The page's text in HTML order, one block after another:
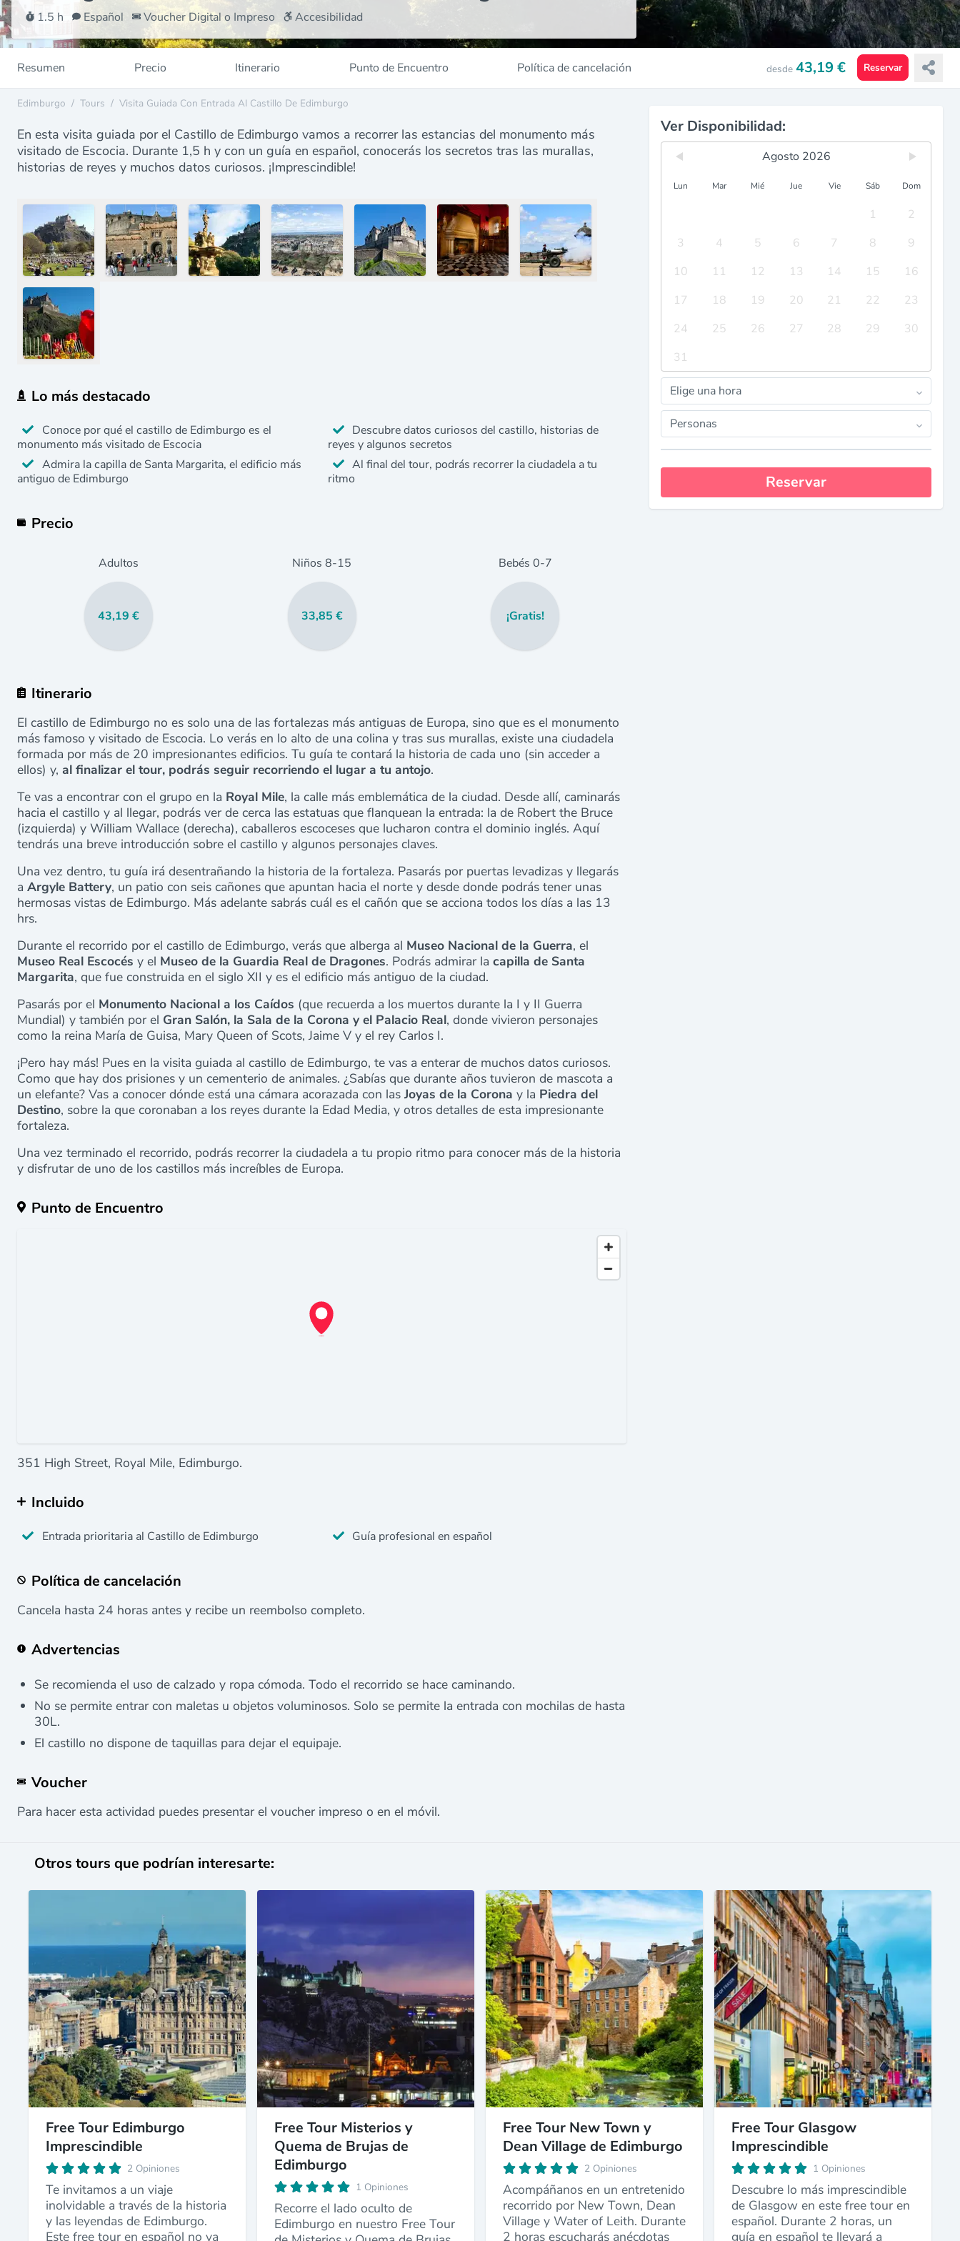
1.5 h Español Voucher Digital o Impreso Accesibilidad
Resumen Precio Itinerario Punto de Encuentro Política de cancelación desde 43,19 € Reservar
Edimburgo / Tours / Visita Guiada Con Entrada Al Castillo De Edimburgo
En esta visita guiada por el Castillo de Edimburgo vamos a recorrer las estancias del monumento más
visitado de Escocia. Durante 1,5 h y con un guía en español, conocerás los secretos tras las murallas,
historias de reyes y muchos datos curiosos. ¡Imprescindible!
Lo más destacado
Conoce por qué el castillo de Edimburgo es el
monumento más visitado de Escocia
Admira la capilla de Santa Margarita, el edificio más
antiguo de Edimburgo
Descubre datos curiosos del castillo, historias de
reyes y algunos secretos
Al final del tour, podrás recorrer la ciudadela a tu
ritmo
Precio
Adultos
43,19 €
Niños 8-15
33,85 €
Bebés 0-7
¡Gratis!
Itinerario
El castillo de Edimburgo no es solo una de las fortalezas más antiguas de Europa, sino que es el monumento
más famoso y visitado de Escocia. Lo verás en lo alto de una colina y tras sus murallas, existe una ciudadela
formada por más de 20 impresionantes edificios. Tu guía te contará la historia de cada uno (sin acceder a
ellos) y, al finalizar el tour, podrás seguir recorriendo el lugar a tu antojo.
Te vas a encontrar con el grupo en la Royal Mile, la calle más emblemática de la ciudad. Desde allí, caminarás
hacia el castillo y al llegar, podrás ver de cerca las estatuas que flanquean la entrada: la de Robert the Bruce
(izquierda) y William Wallace (derecha), caballeros escoceses que lucharon contra el dominio inglés. Aquí
tendrás una breve introducción sobre el castillo y algunos personajes claves.
Una vez dentro, tu guía irá desentrañando la historia de la fortaleza. Pasarás por puertas levadizas y llegarás
a Argyle Battery, un patio con seis cañones que apuntan hacia el norte y desde donde podrás tener unas
hermosas vistas de Edimburgo. Más adelante sabrás cuál es el cañón que se acciona todos los días a las 13
hrs.
Durante el recorrido por el castillo de Edimburgo, verás que alberga al Museo Nacional de la Guerra, el
Museo Real Escocés y el Museo de la Guardia Real de Dragones. Podrás admirar la capilla de Santa
Margarita, que fue construida en el siglo XII y es el edificio más antiguo de la ciudad.
Pasarás por el Monumento Nacional a los Caídos (que recuerda a los muertos durante la I y II Guerra
Mundial) y también por el Gran Salón, la Sala de la Corona y el Palacio Real, donde vivieron personajes
como la reina María de Guisa, Mary Queen of Scots, Jaime V y el rey Carlos I.
¡Pero hay más! Pues en la visita guiada al castillo de Edimburgo, te vas a enterar de muchos datos curiosos.
Como que hay dos prisiones y un cementerio de animales. ¿Sabías que durante años tuvieron de mascota a
un elefante? Vas a conocer dónde está una cámara acorazada con las Joyas de la Corona y la Piedra del
Destino, sobre la que coronaban a los reyes durante la Edad Media, y otros detalles de esta impresionante
fortaleza.
Una vez terminado el recorrido, podrás recorrer la ciudadela a tu propio ritmo para conocer más de la historia
y disfrutar de uno de los castillos más increíbles de Europa.
Punto de Encuentro
351 High Street, Royal Mile, Edimburgo.
Incluido
Entrada prioritaria al Castillo de Edimburgo Guía profesional en español
Política de cancelación
Cancela hasta 24 horas antes y recibe un reembolso completo.
Advertencias
Se recomienda el uso de calzado y ropa cómoda. Todo el recorrido se hace caminando.
No se permite entrar con maletas u objetos voluminosos. Solo se permite la entrada con mochilas de hasta
30L.
El castillo no dispone de taquillas para dejar el equipaje.
Voucher
Para hacer esta actividad puedes presentar el voucher impreso o en el móvil.
Ver Disponibilidad:
Agosto 2026
Lun Mar Mié Jue Vie Sáb Dom
1
2
3
4 5 6 7 8
9
10
11 12 13 14 15
16
17
18 19 20 21 22
23
24
25 26 27 28 29
30
31
Elige una hora
Personas
Reservar
Otros tours que podrían interesarte:
Free Tour Edimburgo
Imprescindible
2 Opiniones
Te invitamos a un viaje
inolvidable a través de la historia
y las leyendas de Edimburgo.
Este free tour en español no va
Free Tour Misterios y
Quema de Brujas de
Edimburgo
1 Opiniones
Recorre el lado oculto de
Edimburgo en nuestro Free Tour
Free Tour New Town y
Dean Village de Edimburgo
2 Opiniones
Acompáñanos en un entretenido
recorrido por New Town, Dean
Village y Water of Leith. Durante
2 horas escucharás anécdotas
Free Tour Glasgow
Imprescindible
1 Opiniones
Descubre lo más imprescindible
de Glasgow en este free tour en
español. Durante 2 horas, un
guía en español te llevará a